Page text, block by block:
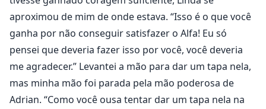
aproximou de mim de onde estava. “Isso é o que você
ganha por não conseguir satisfazer o Alfa! Eu só
pensei que deveria fazer isso por você, você deveria
me agradecer.” Levantei a mão para dar um tapa nela,
mas minha mão foi parada pela mão poderosa de
Adrian. “Como você ousa tentar dar um tapa nela na